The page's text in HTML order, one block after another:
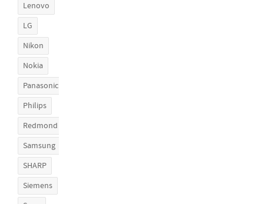
Lenovo
LG
Nikon
Nokia
Panasonic
Philips
Redmond
Samsung
SHARP
Siemens